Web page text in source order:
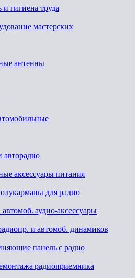
и гигиена труда
мастерских
антенны
авторадио
аксессуары питания
для радио
аудио-аксессуары
и автомоб. динамиков
панель с радио
радиоприемника